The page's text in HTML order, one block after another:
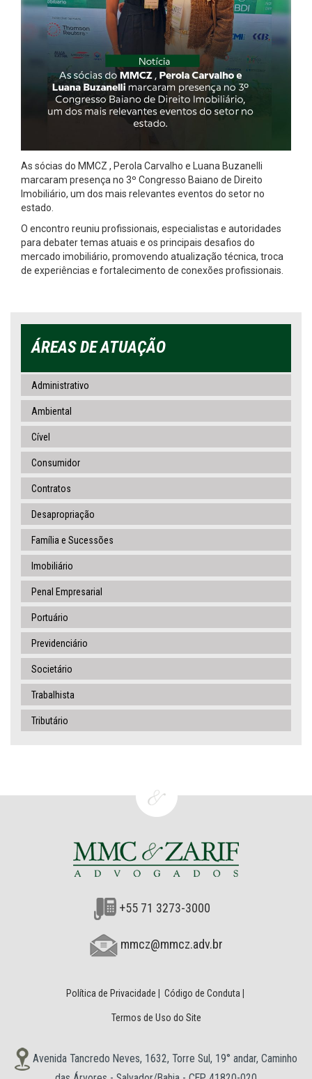
As sócias do MMCZ , Perola Carvalho e Luana Buzanelli
marcaram presença no 3º Congresso Baiano de Direito
Imobiliário, um dos mais relevantes eventos do setor no
estado.
O encontro reuniu profissionais, especialistas e autoridades
para debater temas atuais e os principais desafios do
mercado imobiliário, promovendo atualização técnica, troca
de experiências e fortalecimento de conexões profissionais.
ÁREAS DE ATUAÇÃO
Administrativo
Ambiental
Cível
Consumidor
Contratos
Desapropriação
Família e Sucessões
Imobiliário
Penal Empresarial
Portuário
Previdenciário
Societário
Trabalhista
Tributário
+55 71 3273-3000
mmcz@mmcz.adv.br
Política de Privacidade Código de Conduta
Termos de Uso do Site
Avenida Tancredo Neves, 1632, Torre Sul, 19° andar, Caminho